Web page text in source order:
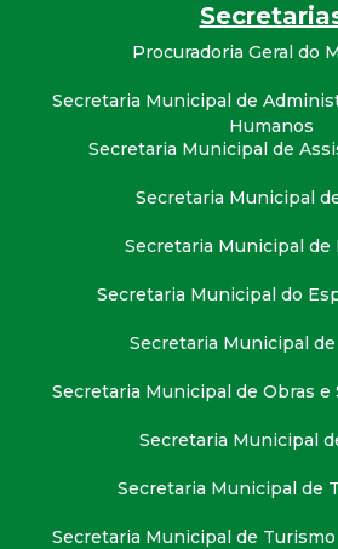
Procuradoria Geral do
Secretaria Municipal de
Humanos
Secretaria Municipal de
Secretaria Municipal
Secretaria Municipal de
Secretaria Municipal do
Secretaria Municipal de
Secretaria Municipal de Obras e
Secretaria Municipal
Secretaria Municipal de
Secretaria Municipal de